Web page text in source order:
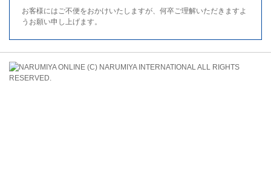
お客様にはご不便をおかけいたしますが、何卒ご理解いただきますよ
うお願い申し上げます。